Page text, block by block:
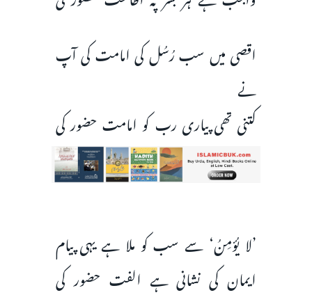
اقصی میں سب رُسُل کی امامت کی آپ
نے
کتنی تھی پیاری رب کو امامت حضور کی
’لا يُؤمِنُ‘ سے سب كو ملا ہے یہی پیام
ایمان کی نشانی ہے الفت حضور کی